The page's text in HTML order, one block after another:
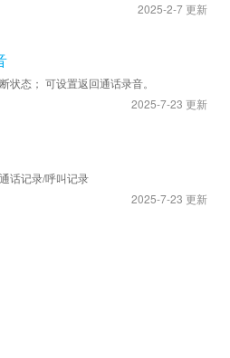
2025-2-7 更新
状态； 可设置返回通话录音。
2025-7-23 更新
话记录/呼叫记录
2025-7-23 更新